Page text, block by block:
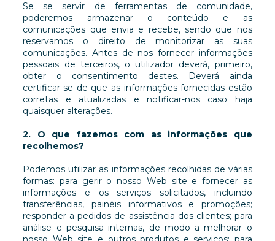
Se se servir de ferramentas de comunidade,
poderemos armazenar o conteúdo e as
comunicações que envia e recebe, sendo que nos
reservamos o direito de monitorizar as suas
comunicações. Antes de nos fornecer informações
pessoais de terceiros, o utilizador deverá, primeiro,
obter o consentimento destes. Deverá ainda
certificar-se de que as informações fornecidas estão
corretas e atualizadas e notificar-nos caso haja
quaisquer alterações.
2. O que fazemos com as informações que
recolhemos?
Podemos utilizar as informações recolhidas de várias
formas: para gerir o nosso Web site e fornecer as
informações e os serviços solicitados, incluindo
transferências, painéis informativos e promoções;
responder a pedidos de assistência dos clientes; para
análise e pesquisa internas, de modo a melhorar o